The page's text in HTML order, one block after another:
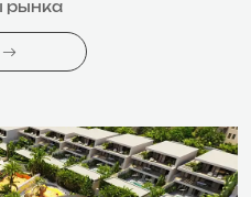
рынка